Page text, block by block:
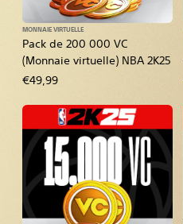
Pack de 200 000 VC
(Monnaie virtuelle) NBA 2K25
MONNAIE VIRTUELLE
€49,99